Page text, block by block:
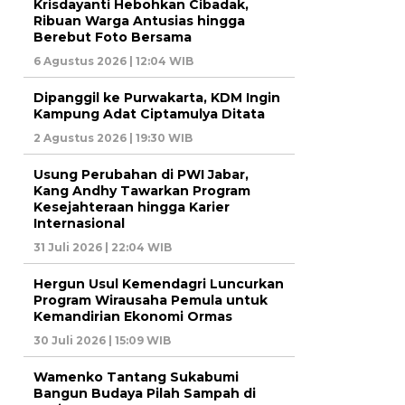
Krisdayanti Hebohkan Cibadak,
Ribuan Warga Antusias hingga
Berebut Foto Bersama
6 Agustus 2026 | 12:04 WIB
Dipanggil ke Purwakarta, KDM Ingin
Kampung Adat Ciptamulya Ditata
2 Agustus 2026 | 19:30 WIB
Usung Perubahan di PWI Jabar,
Kang Andhy Tawarkan Program
Kesejahteraan hingga Karier
Internasional
31 Juli 2026 | 22:04 WIB
Hergun Usul Kemendagri Luncurkan
Program Wirausaha Pemula untuk
Kemandirian Ekonomi Ormas
30 Juli 2026 | 15:09 WIB
Wamenko Tantang Sukabumi
Bangun Budaya Pilah Sampah di